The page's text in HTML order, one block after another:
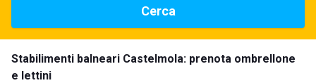
Cerca
Stabilimenti balneari Castelmola: prenota ombrellone
e lettini